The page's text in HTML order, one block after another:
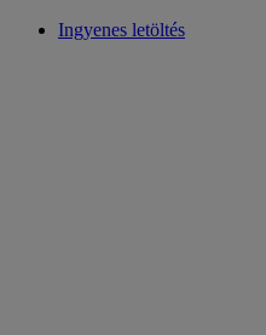
Ingyenes letöltés